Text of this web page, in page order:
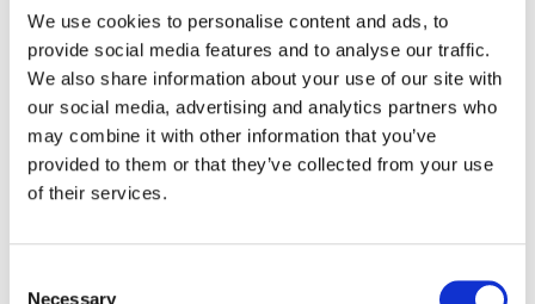
We use cookies to personalise content and ads, to
provide social media features and to analyse our traffic.
We also share information about your use of our site with
our social media, advertising and analytics partners who
may combine it with other information that you’ve
provided to them or that they’ve collected from your use
of their services.
Necessary
(meglio se bio)
2cucchiai di olio evo
pizzico di sale
Hamburger vegetariani Stuffer